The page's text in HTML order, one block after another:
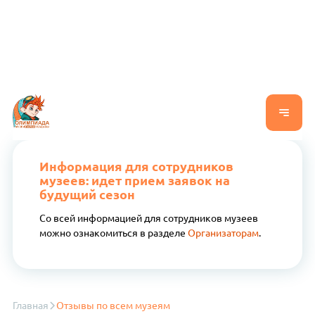
Информация для сотрудников
музеев: идет прием заявок на
будущий сезон
Со всей информацией для сотрудников музеев
можно ознакомиться в разделе Организаторам.
Главная Отзывы по всем музеям